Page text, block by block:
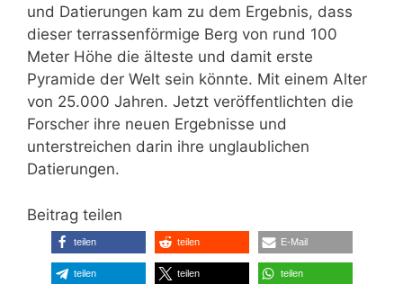
und Datierungen kam zu dem Ergebnis, dass
dieser terrassenförmige Berg von rund 100
Meter Höhe die älteste und damit erste
Pyramide der Welt sein könnte. Mit einem Alter
von 25.000 Jahren. Jetzt veröffentlichten die
Forscher ihre neuen Ergebnisse und
unterstreichen darin ihre unglaublichen
Datierungen.
Beitrag teilen
teilen teilen E-Mail
teilen teilen teilen